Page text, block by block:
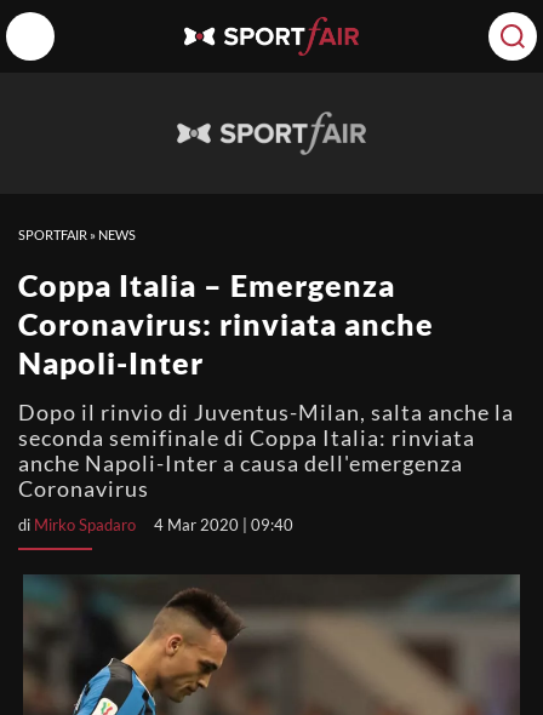
SPORTFAIR » NEWS
Coppa Italia – Emergenza
Coronavirus: rinviata anche
Napoli-Inter
Dopo il rinvio di Juventus-Milan, salta anche la
seconda semifinale di Coppa Italia: rinviata
anche Napoli-Inter a causa dell'emergenza
Coronavirus
di Mirko Spadaro 4 Mar 2020 | 09:40